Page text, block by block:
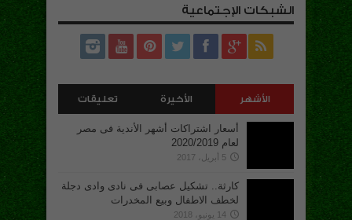
الشبكات الإجتماعية
الأشهر الأخيرة تعليقات
أسعار اشتراكات أشهر الأندية فى مصر
لعام 2020/2019
5 أبريل، 2017
كارثة.. تشكيل عصابى فى نادى وادى دجلة
لخطف الاطفال وبيع المخدرات
14 يونيو، 2018